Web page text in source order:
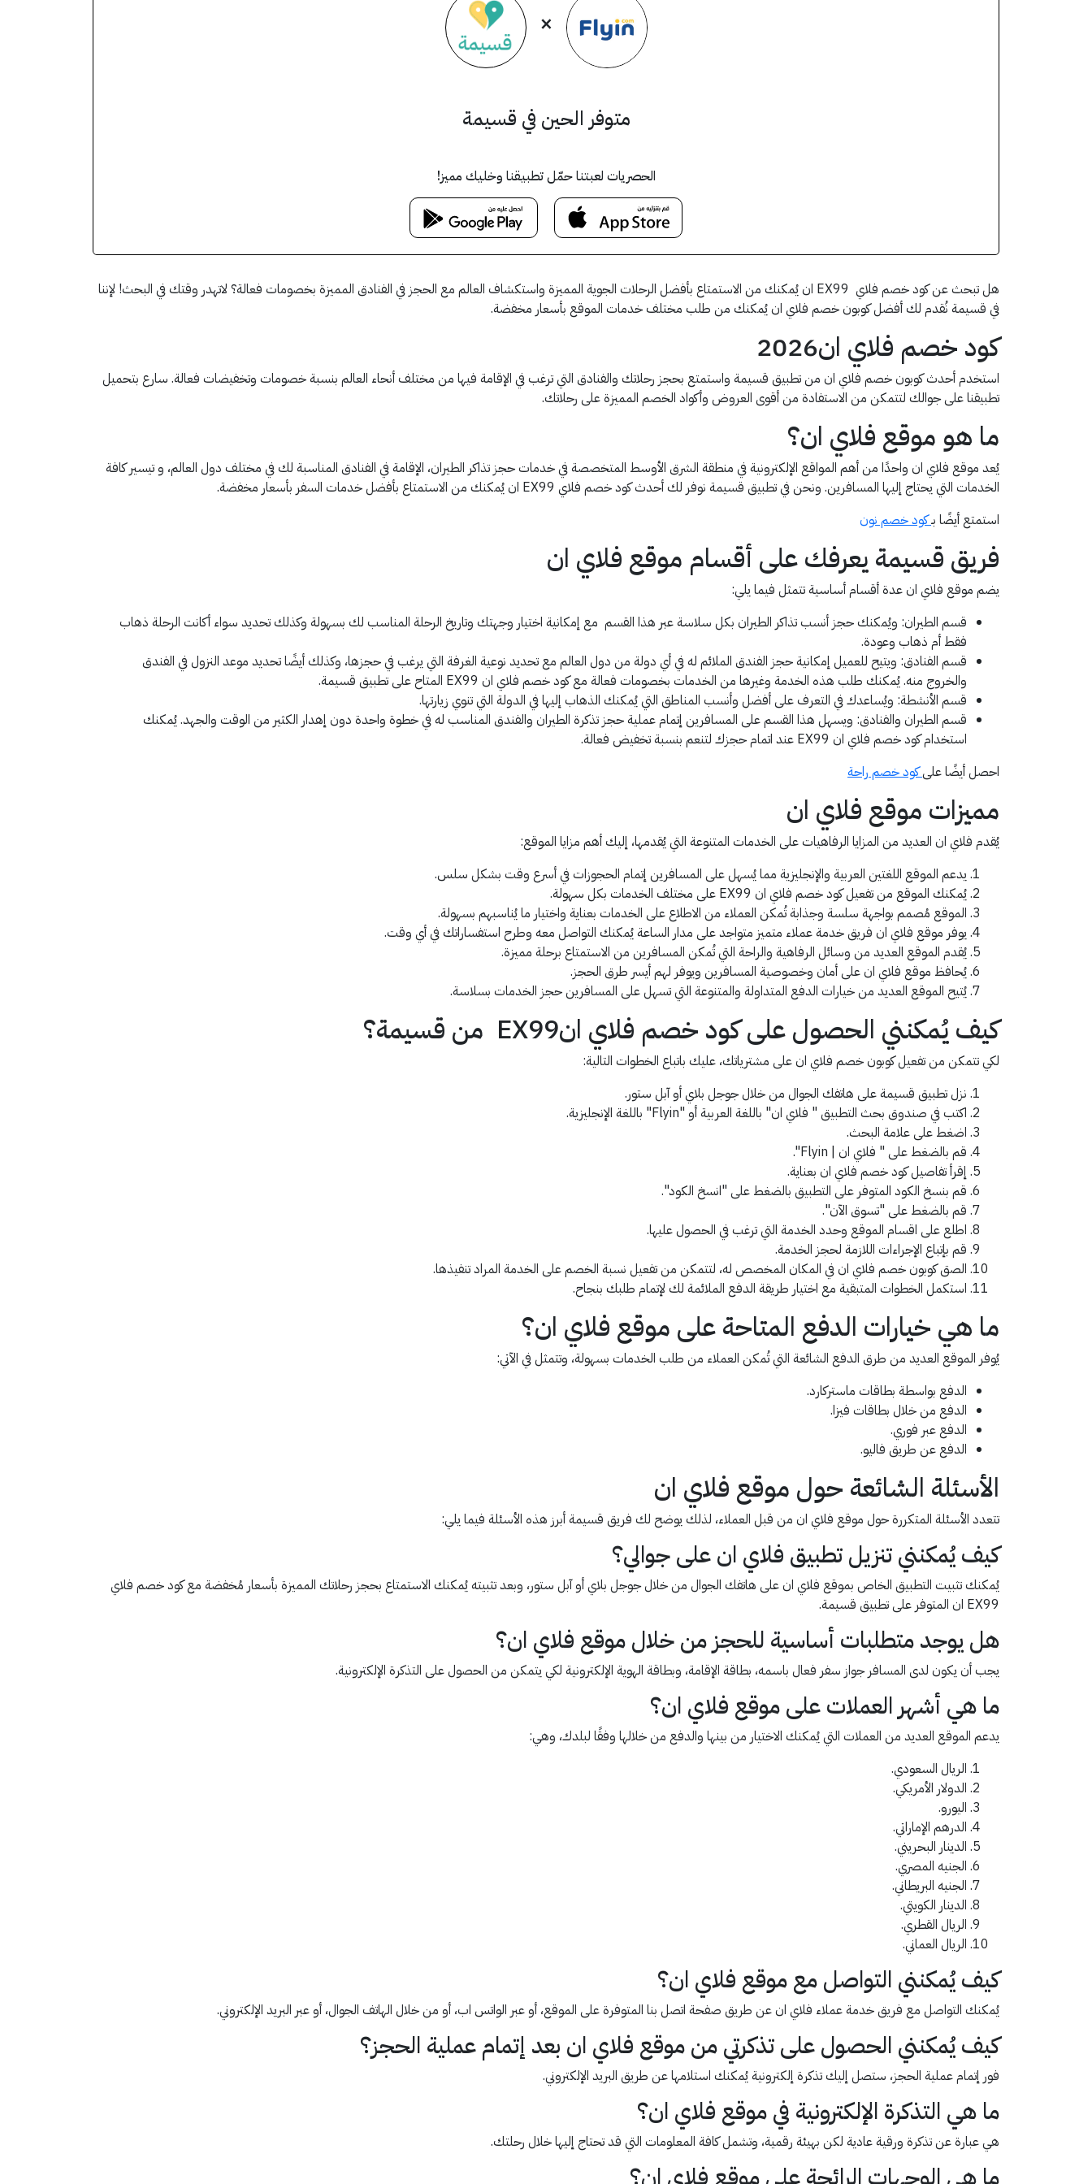
×
متوفر الحين في قسيمة
الحصريات لعبتنا حمّل تطبيقنا وخليك مميز!
هل تبحث عن كود خصم فلاي EX99 ان يُمكنك من الاستمتاع بأفضل الرحلات الجوية المميزة واستكشاف العالم مع الحجز في الفنادق المميزة بخصومات فعالة؟ لاتهدر وقتك في البحث! لإننا
في قسيمة نُقدم لك أفضل كوبون خصم فلاي ان يُمكنك من طلب مختلف خدمات الموقع بأسعار مخفضة.
كود خصم فلاي ان2026
استخدم أحدث كوبون خصم فلاي ان من تطبيق قسيمة واستمتع بحجز رحلاتك والفنادق التي ترغب في الإقامة فيها من مختلف أنحاء العالم بنسبة خصومات وتخفيضات فعالة. سارع بتحميل
تطبيقنا على جوالك لتتمكن من الاستفادة من أقوى العروض وأكواد الخصم المميزة على رحلاتك.
ما هو موقع فلاي ان؟
يُعد موقع فلاي ان واحدًا من أهم المواقع الإلكترونية في منطقة الشرق الأوسط المتخصصة في خدمات حجز تذاكر الطيران، الإقامة في الفنادق المناسبة لك في مختلف دول العالم، و تيسير كافة
الخدمات التي يحتاج إليها المسافرين. ونحن في تطبيق قسيمة نوفر لك أحدث كود خصم فلاي EX99 ان يُمكنك من الاستمتاع بأفضل خدمات السفر بأسعار مخفضة.
استمتع أيضًا بـكود خصم نون
فريق قسيمة يعرفك على أقسام موقع فلاي ان
يضم موقع فلاي ان عدة أقسام أساسية تتمثل فيما يلي:
قسم الطيران: ويُمكنك حجز أنسب تذاكر الطيران بكل سلاسة عبر هذا القسم مع إمكانية اختيار وجهتك وتاريخ الرحلة المناسب لك بسهولة وكذلك تحديد سواء أكانت الرحلة ذهاب
فقط أم ذهاب وعودة.
قسم الفنادق: ويتيح للعميل إمكانية حجز الفندق الملائم له في أي دولة من دول العالم مع تحديد نوعية الغرفة التي يرغب في حجزها، وكذلك أيضًا تحديد موعد النزول في الفندق
والخروج منه. يُمكنك طلب هذه الخدمة وغيرها من الخدمات بخصومات فعالة مع كود خصم فلاي ان EX99 المتاح على تطبيق قسيمة.
قسم الأنشطة: ويُساعدك في التعرف على أفضل وأنسب المناطق التي يُمكنك الذهاب إليها في الدولة التي تنوي زيارتها.
قسم الطيران والفنادق: ويسهل هذا القسم على المسافرين إتمام عملية حجز تذكرة الطيران والفندق المناسب له في خطوة واحدة دون إهدار الكثير من الوقت والجهد. يُمكنك
استخدام كود خصم فلاي ان EX99 عند اتمام حجزك لتنعم بنسبة تخفيض فعالة.
احصل أيضًا علىكود خصم راحة
مميزات موقع فلاي ان
يُقدم فلاي ان العديد من المزايا الرفاهيات على الخدمات المتنوعة التي يُقدمها، إليك أهم مزايا الموقع:
يدعم الموقع اللغتين العربية والإنجليزية مما يُسهل على المسافرين إتمام الحجوزات في أسرع وقت بشكل سلس.
يُمكنك الموقع من تفعيل كود خصم فلاي ان EX99 على مختلف الخدمات بكل سهولة.
الموقع مُصمم بواجهة سلسة وجذابة تُمكن العملاء من الاطلاع على الخدمات بعناية واختيار ما يُناسبهم بسهولة.
يوفر موقع فلاي ان فريق خدمة عملاء متميز متواجد على مدار الساعة يُمكنك التواصل معه وطرح استفساراتك في أي وقت.
يُقدم الموقع العديد من وسائل الرفاهية والراحة التي تُمكن المسافرين من الاستمتاع برحلة مميزة.
يُحافظ موقع فلاي ان على أمان وخصوصية المسافرين ويوفر لهم أيسر طرق الحجز.
يُتيح الموقع العديد من خيارات الدفع المتداولة والمتنوعة التي تسهل على المسافرين حجز الخدمات بسلاسة.
كيف يُمكنني الحصول على كود خصم فلاي انEX99 من قسيمة؟
لكي تتمكن من تفعيل كوبون خصم فلاي ان على مشترياتك، عليك باتباع الخطوات التالية:
نزل تطبيق قسيمة على هاتفك الجوال من خلال جوجل بلاي أو آبل ستور.
اكتب في صندوق بحث التطبيق " فلاي ان" باللغة العربية أو "Flyin" باللغة الإنجليزية.
اضغط على علامة البحث.
قم بالضغط على " فلاي ان | Flyin".
إقرأ تفاصيل كود خصم فلاي ان بعناية.
قم بنسخ الكود المتوفر على التطبيق بالضغط على "انسخ الكود".
قم بالضغط على "تسوق الآن".
اطلع على اقسام الموقع وحدد الخدمة التي ترغب في الحصول عليها.
قم بإتباع الإجراءات اللازمة لحجز الخدمة.
الصق كوبون خصم فلاي ان في المكان المخصص له، لتتمكن من تفعيل نسبة الخصم على الخدمة المراد تنفيذها.
استكمل الخطوات المتبقية مع اختيار طريقة الدفع الملائمة لك لإتمام طلبك بنجاح.
ما هي خيارات الدفع المتاحة على موقع فلاي ان؟
يُوفر الموقع العديد من طرق الدفع الشائعة التي تُمكن العملاء من طلب الخدمات بسهولة، وتتمثل في الآتي:
الدفع بواسطة بطاقات ماستركارد.
الدفع من خلال بطاقات فيزا.
الدفع عبر فوري.
الدفع عن طريق فاليو.
الأسئلة الشائعة حول موقع فلاي ان
تتعدد الأسئلة المتكررة حول موقع فلاي ان من قبل العملاء، لذلك يوضح لك فريق قسيمة أبرز هذه الأسئلة فيما يلي:
كيف يُمكنني تنزيل تطبيق فلاي ان على جوالي؟
يُمكنك تثبيت التطبيق الخاص بموقع فلاي ان على هاتفك الجوال من خلال جوجل بلاي أو آبل ستور، وبعد تثبيته يُمكنك الاستمتاع بحجز رحلاتك المميزة بأسعار مُخفضة مع كود خصم فلاي
EX99 ان المتوفر على تطبيق قسيمة.
هل يوجد متطلبات أساسية للحجز من خلال موقع فلاي ان؟
يجب أن يكون لدى المسافر جواز سفر فعال باسمه، بطاقة الإقامة، وبطاقة الهوية الإلكترونية لكي يتمكن من الحصول على التذكرة الإلكترونية.
ما هي أشهر العملات على موقع فلاي ان؟
يدعم الموقع العديد من العملات التي يُمكنك الاختيار من بينها والدفع من خلالها وفقًا لبلدك، وهي:
الريال السعودي.
الدولار الأمريكي.
اليورو.
الدرهم الإماراتي.
الدينار البحريني.
الجنيه المصري.
الجنيه البريطاني.
الدينار الكويتي.
الريال القطري.
الريال العماني.
كيف يُمكنني التواصل مع موقع فلاي ان؟
يُمكنك التواصل مع فريق خدمة عملاء فلاي ان عن طريق صفحة اتصل بنا المتوفرة على الموقع، أو عبر الواتس اب، أو من خلال الهاتف الجوال، أو عبر البريد الإلكتروني.
كيف يُمكنني الحصول على تذكرتي من موقع فلاي ان بعد إتمام عملية الحجز؟
فور إتمام عملية الحجز، ستصل إليك تذكرة إلكترونية يُمكنك استلامها عن طريق البريد الإلكتروني.
ما هي التذكرة الإلكترونية في موقع فلاي ان؟
هي عبارة عن تذكرة ورقية عادية لكن بهيئة رقمية، وتشمل كافة المعلومات التي قد تحتاج إليها خلال رحلتك.